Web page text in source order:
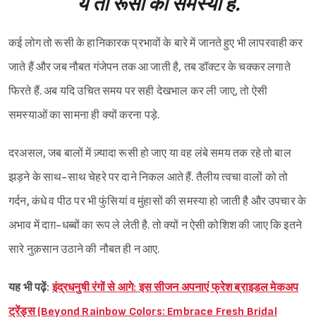
कई लोग तो रूसी के हानिकारक प्रभावों के बारे में जानते हुए भी लापरवाही कर
जाते हैं और जब नौबत गंजेपन तक आ जाती है, तब डॉक्टर के चक्कर लगाते
फिरते हैं. अब यदि उचित समय पर सही देखभाल कर ली जाए, तो ऐसी
समस्याओं का सामना ही क्यों करना पड़े.
दरअसल, जब बालों में ज़्यादा रूसी हो जाए या वह लंबे समय तक रहे तो बाल
झड़ने के साथ-साथ चेहरे पर दाने निकल आते हैं. तैलीय त्वचा वालों को तो
गर्दन, कंधे व पीठ पर भी फुंसियां व मुंहासों की समस्या हो जाती है और उपचार के
अभाव में दाग़-धब्बों का रूप ले लेती है. तो क्यों न ऐसी कोशिश की जाए कि इतने
सारे नुक़सान उठाने की नौबत ही न आए.
यह भी पढ़ें:इंद्रधनुषी रंगों से आगे: इस सीजन अपनाएं फ्रेश ब्राइडल मेकअप
ट्रेंड्स (Beyond Rainbow Colors: Embrace Fresh Bridal